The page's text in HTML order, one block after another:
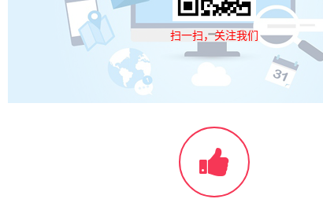
扫一扫，关注我们